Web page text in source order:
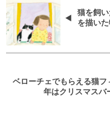
猫を飼
を描い
ベローチェでもらえる猫
年はクリスマスバ